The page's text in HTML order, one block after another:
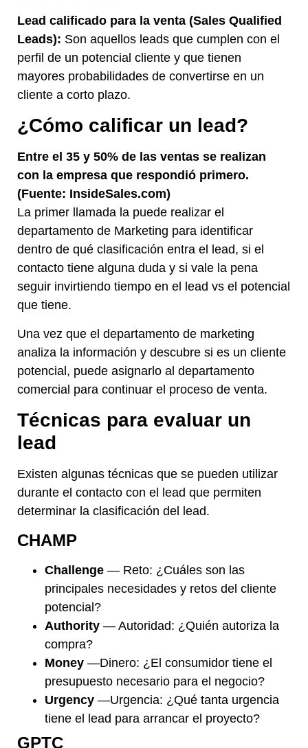
Lead calificado para la venta (Sales Qualified
Leads): Son aquellos leads que cumplen con el
perfil de un potencial cliente y que tienen
mayores probabilidades de convertirse en un
cliente a corto plazo.
¿Cómo calificar un lead?
Entre el 35 y 50% de las ventas se realizan
con la empresa que respondió primero.
(Fuente: InsideSales.com)
La primer llamada la puede realizar el
departamento de Marketing para identificar
dentro de qué clasificación entra el lead, si el
contacto tiene alguna duda y si vale la pena
seguir invirtiendo tiempo en el lead vs el potencial
que tiene.
Una vez que el departamento de marketing
analiza la información y descubre si es un cliente
potencial, puede asignarlo al departamento
comercial para continuar el proceso de venta.
Técnicas para evaluar un
lead
Existen algunas técnicas que se pueden utilizar
durante el contacto con el lead que permiten
determinar la clasificación del lead.
CHAMP
Challenge — Reto: ¿Cuáles son las
principales necesidades y retos del cliente
potencial?
Authority — Autoridad: ¿Quién autoriza la
compra?
Money —Dinero: ¿El consumidor tiene el
presupuesto necesario para el negocio?
Urgency —Urgencia: ¿Qué tanta urgencia
tiene el lead para arrancar el proyecto?
GPTC